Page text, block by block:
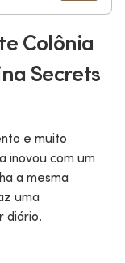
Colônia
Secrets
e muito
inovou com um
a mesma
uma
diário.